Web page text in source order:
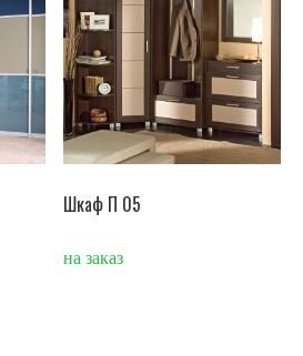
Шкаф П 05
на заказ